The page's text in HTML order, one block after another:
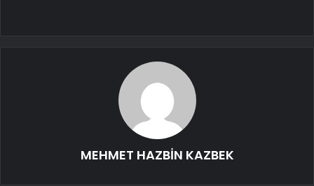
MEHMET HAZBİN KAZBEK